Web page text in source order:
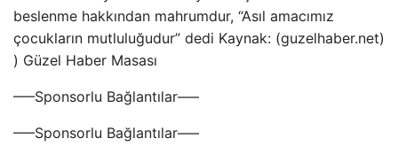
beslenme hakkından mahrumdur, “Asıl amacımız
çocukların mutluluğudur” dedi Kaynak: (guzelhaber.net)
) Güzel Haber Masası
—–Sponsorlu Bağlantılar—–
—–Sponsorlu Bağlantılar—–